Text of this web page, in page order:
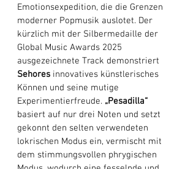
Emotionsexpedition, die die Grenzen
moderner Popmusik auslotet. Der
kürzlich mit der Silbermedaille der
Global Music Awards 2025
ausgezeichnete Track demonstriert
Sehores innovatives künstlerisches
Können und seine mutige
Experimentierfreude. „Pesadilla“
basiert auf nur drei Noten und setzt
gekonnt den selten verwendeten
lokrischen Modus ein, vermischt mit
dem stimmungsvollen phrygischen